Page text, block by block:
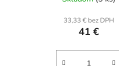
33,33 € bez DPH
41 €